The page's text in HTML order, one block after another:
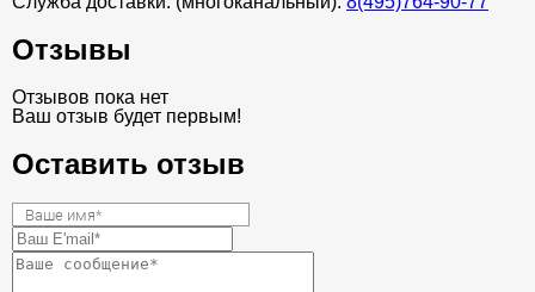
Отзывы
Отзывов пока нет
Ваш отзыв будет первым!
Оставить отзыв